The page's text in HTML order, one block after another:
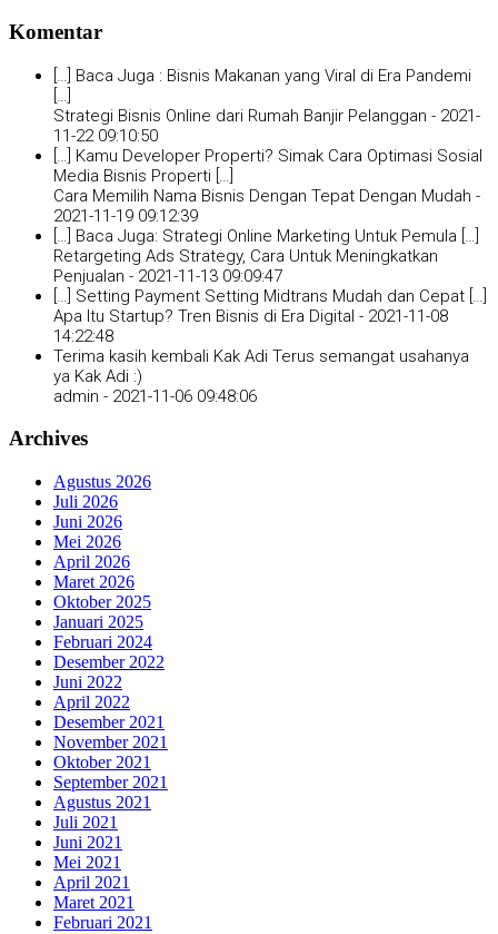
Komentar
[…] Baca Juga : Bisnis Makanan yang Viral di Era Pandemi
Strategi Bisnis Online dari Rumah Banjir Pelanggan - 2021-
11-22 09:10:50
[…] Kamu Developer Properti? Simak Cara Optimasi Sosial
Media Bisnis Properti […]
Cara Memilih Nama Bisnis Dengan Tepat Dengan Mudah -
2021-11-19 09:12:39
[…] Baca Juga: Strategi Online Marketing Untuk Pemula […]
Retargeting Ads Strategy, Cara Untuk Meningkatkan
Penjualan - 2021-11-13 09:09:47
[…] Setting Payment Setting Midtrans Mudah dan Cepat […]
Apa Itu Startup? Tren Bisnis di Era Digital - 2021-11-08
14:22:48
Terima kasih kembali Kak Adi Terus semangat usahanya
ya Kak Adi :)
admin - 2021-11-06 09:48:06
Archives
Agustus 2026
Juli 2026
Juni 2026
Mei 2026
April 2026
Maret 2026
Oktober 2025
Januari 2025
Februari 2024
Desember 2022
Juni 2022
April 2022
Desember 2021
November 2021
Oktober 2021
September 2021
Agustus 2021
Juli 2021
Juni 2021
Mei 2021
April 2021
Maret 2021
Februari 2021